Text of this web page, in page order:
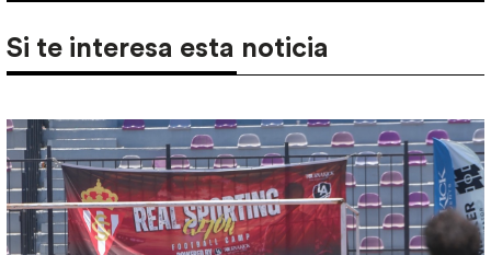
Si te interesa esta noticia